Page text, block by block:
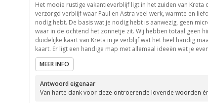
10
10
10
10
Het mooie rustige vakantieverblijf ligt in het zuiden van
verzorgd verblijf waar Paul en Astra veel werk, warmte en
nodig hebt. De basis wat je nodig hebt is aanwezig, geen
waar in de ochtend het zonnetje zit. Wij hebben totaal geen
duidelijke kaart van Kreta in je verblijf wat het heel handig
kaart. Er ligt een handige map met allemaal ideeën wat je
die ook 's avonds gezellig verlicht is. Wij waren daar eind
de 26°C en 31°C overdag en 's nachts tussen de 18°C en
was echt genieten met een zalige begeleiding van Paul en
als je iets wil zien van Kreta maar je moet wel in de bergen
MEER INFO
Antwoord eigenaar
Van harte dank voor deze ontroerende lovende woorden